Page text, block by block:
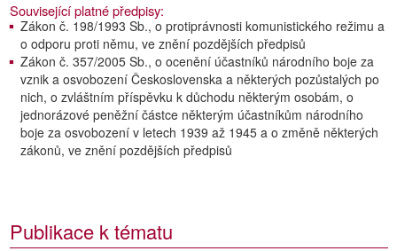
Související platné předpisy:
Zákon č. 198/1993 Sb., o protiprávnosti komunistického režimu a
o odporu proti němu, ve znění pozdějších předpisů
Zákon č. 357/2005 Sb., o ocenění účastníků národního boje za
vznik a osvobození Československa a některých pozůstalých po
nich, o zvláštním příspěvku k důchodu některým osobám, o
jednorázové peněžní částce některým účastníkům národního
boje za osvobození v letech 1939 až 1945 a o změně některých
zákonů, ve znění pozdějších předpisů
Publikace k tématu